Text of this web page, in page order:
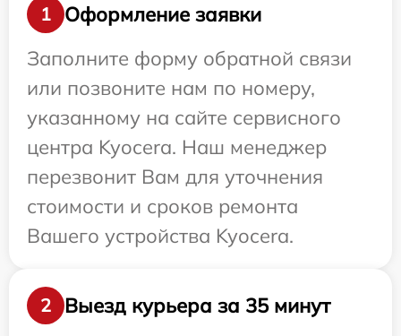
1
Оформление заявки
Заполните форму обратной связи
или позвоните нам по номеру,
указанному на сайте сервисного
центра Kyocera. Наш менеджер
перезвонит Вам для уточнения
стоимости и сроков ремонта
Вашего устройства Kyocera.
2
Выезд курьера за 35 минут